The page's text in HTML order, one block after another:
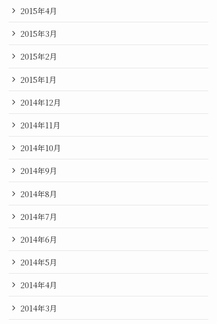
2015年4月
2015年3月
2015年2月
2015年1月
2014年12月
2014年11月
2014年10月
2014年9月
2014年8月
2014年7月
2014年6月
2014年5月
2014年4月
2014年3月